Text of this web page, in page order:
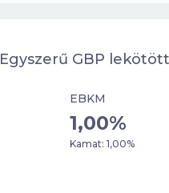
Egyszerű GBP
EBKM
1,00%
Kamat: 1,00%